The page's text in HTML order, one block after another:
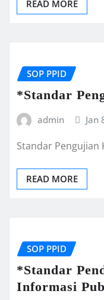
READ MORE
SOP PPID
*Standar
admin Jan
Standar Pengujian
READ MORE
SOP PPID
*Standar
Informasi